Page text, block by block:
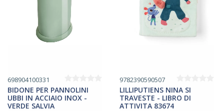
698904100331
BIDONE PER PANNOLINI
UBBI IN ACCIAIO INOX -
VERDE SALVIA
9782390590507
LILLIPUTIENS NINA SI
TRAVESTE - LIBRO DI
ATTIVITA 83674